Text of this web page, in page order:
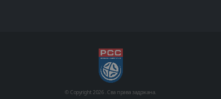
© Copyright2026 . Сва права задржана.